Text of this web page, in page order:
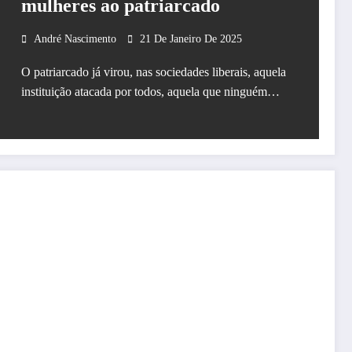
mulheres ao patriarcado
André Nascimento 21 De Janeiro De 2025
O patriarcado já virou, nas sociedades liberais, aquela
instituição atacada por todos, aquela que ninguém…